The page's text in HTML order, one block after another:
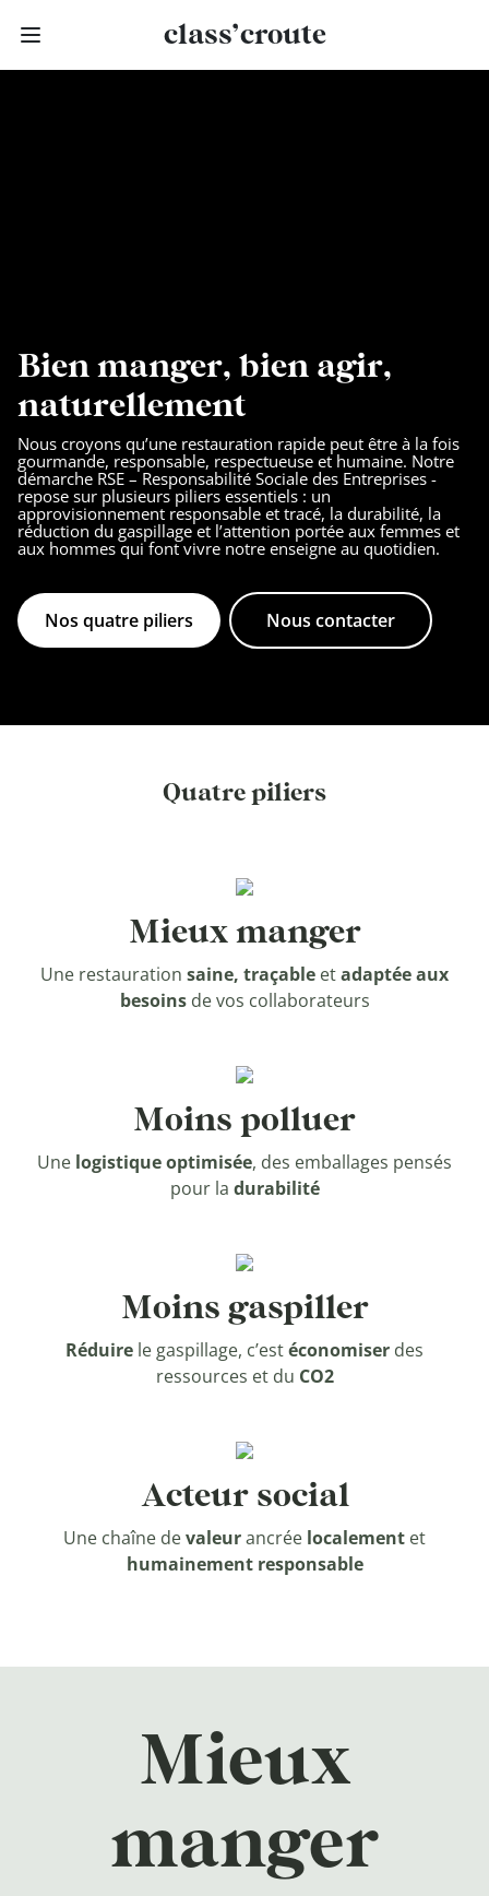
class’croute
JEU
MON
COMPTE
DEVENIR
class’croute
Bien manger, bien agir,
naturellement
Nous croyons qu’une restauration rapide peut être à la fois
gourmande, responsable, respectueuse et humaine. Notre
démarche RSE – Responsabilité Sociale des Entreprises -
repose sur plusieurs piliers essentiels : un
approvisionnement responsable et tracé, la durabilité, la
réduction du gaspillage et l’attention portée aux femmes et
aux hommes qui font vivre notre enseigne au quotidien.
Nos quatre piliers Nous contacter
Quatre piliers
Mieux manger
Une restauration saine, traçable etadaptée aux
besoinsde vos collaborateurs
Moins polluer
Une logistique optimisée, des emballages pensés
pour la durabilité
Moins gaspiller
Réduire le gaspillage, c’estéconomiser des
ressources et du CO2
Acteur social
Une chaîne devaleurancrée localement et
humainement responsable
Mieux
manger